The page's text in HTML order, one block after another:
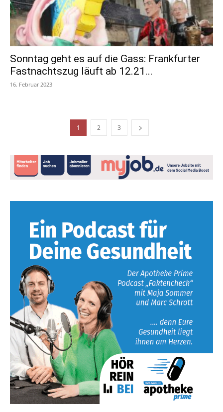
Sonntag geht es auf die Gass: Frankfurter
Fastnachtszug läuft ab 12.21...
16. Februar 2023
1 2 3